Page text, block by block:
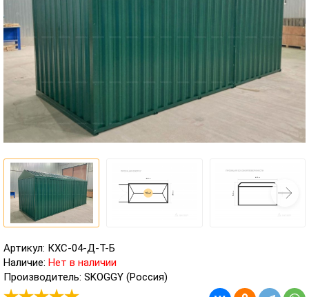
Артикул: КХС-04-Д-Т-Б
Наличие: Нет в наличии
Производитель: SKOGGY (Россия)